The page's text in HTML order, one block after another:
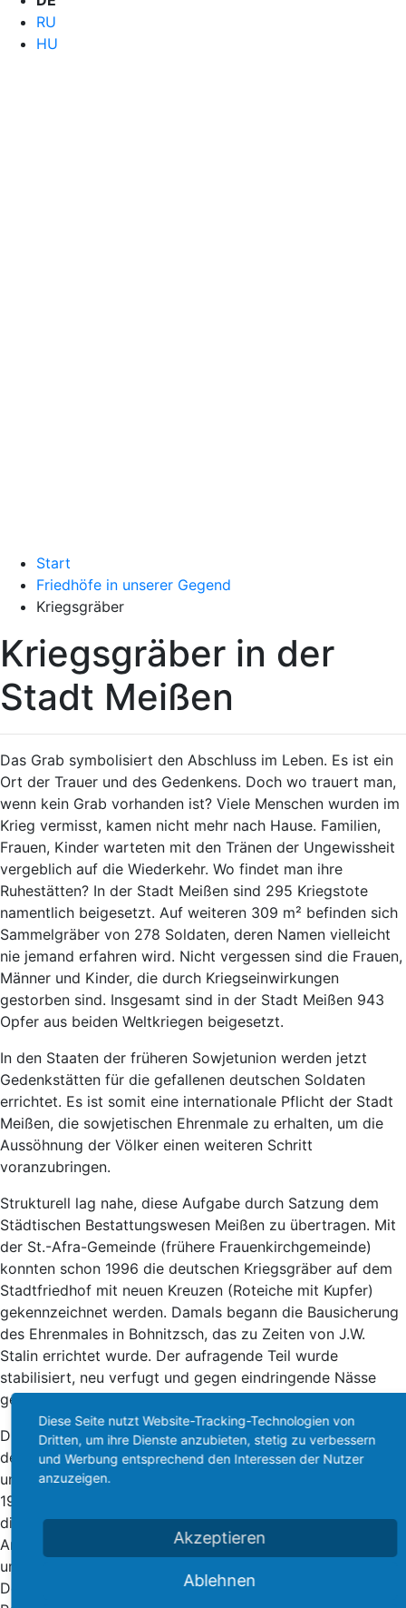
RU
HU
Start
Friedhöfe in unserer Gegend
Kriegsgräber
Kriegsgräber in der
Stadt Meißen
Das Grab symbolisiert den Abschluss im Leben. Es ist ein
Ort der Trauer und des Gedenkens. Doch wo trauert man,
wenn kein Grab vorhanden ist? Viele Menschen wurden im
Krieg vermisst, kamen nicht mehr nach Hause. Familien,
Frauen, Kinder warteten mit den Tränen der Ungewissheit
vergeblich auf die Wiederkehr. Wo findet man ihre
Ruhestätten? In der Stadt Meißen sind 295 Kriegstote
namentlich beigesetzt. Auf weiteren 309 m² befinden sich
Sammelgräber von 278 Soldaten, deren Namen vielleicht
nie jemand erfahren wird. Nicht vergessen sind die Frauen,
Männer und Kinder, die durch Kriegseinwirkungen
gestorben sind. Insgesamt sind in der Stadt Meißen 943
Opfer aus beiden Weltkriegen beigesetzt.
In den Staaten der früheren Sowjetunion werden jetzt
Gedenkstätten für die gefallenen deutschen Soldaten
errichtet. Es ist somit eine internationale Pflicht der Stadt
Meißen, die sowjetischen Ehrenmale zu erhalten, um die
Aussöhnung der Völker einen weiteren Schritt
voranzubringen.
Strukturell lag nahe, diese Aufgabe durch Satzung dem
Städtischen Bestattungswesen Meißen zu übertragen. Mit
der St.-Afra-Gemeinde (frühere Frauenkirchgemeinde)
konnten schon 1996 die deutschen Kriegsgräber auf dem
Stadtfriedhof mit neuen Kreuzen (Roteiche mit Kupfer)
gekennzeichnet werden. Damals begann die Bausicherung
des Ehrenmales in Bohnitzsch, das zu Zeiten von J.W.
Stalin errichtet wurde. Der aufragende Teil wurde
stabilisiert, neu verfugt und gegen eindringende Nässe
geschützt.
Durch die enge Zusammenarbeit des Krematoriums mit
dem Volksbund Deutscher Kriegsgräberfürsorge e.V. und
unter Beteiligung von Reservisten aus Idstein wurde (Juli
1998) der nächste Bauabschnitt realisiert. Dabei wurden
die kaputten Stufen abgetragen und zwischengelagert.
Anschließend erfolgte die Begutachtung der Bauschäden,
um den weiteren Weg abzustecken. Ziel war es, das
Denkmal in seinen alten Zustand zurückzuversetzen. Im
Diese Seite nutzt Website-Tracking-Technologien von
Dritten, um ihre Dienste anzubieten, stetig zu verbessern
und Werbung entsprechend den Interessen der Nutzer
anzuzeigen.
Akzeptieren
Ablehnen